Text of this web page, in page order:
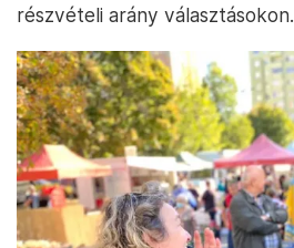
részvételi arány választásokon.